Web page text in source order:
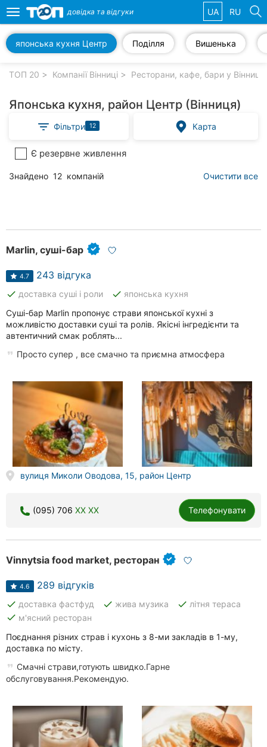
компанії
Приватні
клініки
Автошколи
Ресторани
Всі
рубрики
Вінниця
Житомир
Кропивницький
Харків
Запоріжжя
Toggle
navigation
довідка та відгуки UA RU
Поділля Вишенька
японська кухня Центр
ТОП 20 Компанії Вінниці Ресторани, кафе, бари у Вінниці
Японська кухня, район Центр (Вінниця)
Фільтри 12 Карта
Є резервне живлення
Знайдено 12 компаній Очистити все
Marlin, суші-бар
4.7 243 відгука
done доставка суші і роли done японська кухня
Суші-бар Marlin пропонує страви японської кухні з
можливістю доставки суші та ролів. Якісні інгредієнти та
автентичний смак роблять...
Просто супер , все смачно та приємна атмосфера
вулиця Миколи Оводова, 15, район Центр
(095) 706 XX XX Телефонувати
Vinnytsia food market, ресторан
4.6 289 відгуків
done доставка фастфуд done жива музика done літня тераса
done м'ясний ресторан
Поєднання різних страв і кухонь з 8-ми закладів в 1-му,
доставка по місту.
Смачні страви,готують швидко.Гарне
обслуговування.Рекомендую.